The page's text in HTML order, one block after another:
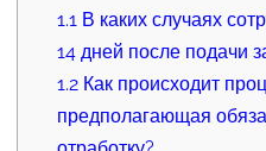
1.1 В каких случаях
14 дней после подачи
1.2 Как происходит
предполагающая